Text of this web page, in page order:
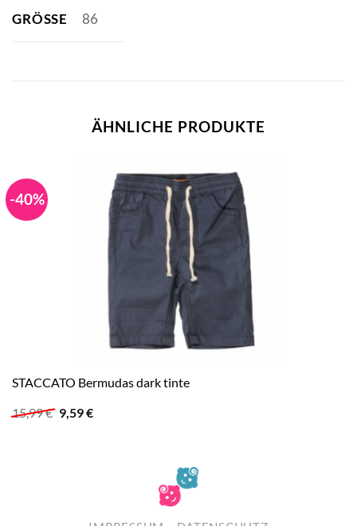
GRÖSSE 86
ÄHNLICHE PRODUKTE
-40%
STACCATO Bermudas dark tinte
15,99€ Ursprünglicher
Preis
9,59€Aktueller